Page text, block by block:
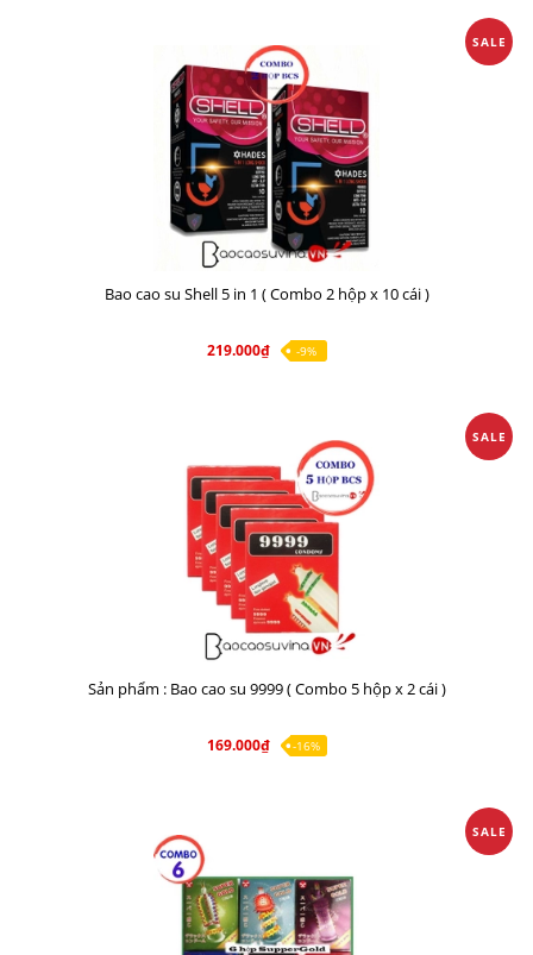
SALE
Bao cao su Shell 5 in 1 ( Combo 2 hộp x 10 cái )
219.000₫ -9%
SALE
Sản phẩm : Bao cao su 9999 ( Combo 5 hộp x 2 cái )
169.000₫ -16%
SALE